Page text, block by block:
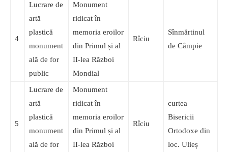
4
Lucrare de
artă
plastică
monument
ală de for
public
Monument
ridicat în
memoria eroilor
din Primul și al
II-lea Război
Mondial
Rîciu
Sînmărtinul
de Câmpie
5
Lucrare de
artă
plastică
monument
ală de for
Monument
ridicat în
memoria eroilor
din Primul și al
II-lea Război
Rîciu
curtea
Bisericii
Ortodoxe din
loc. Ulieș